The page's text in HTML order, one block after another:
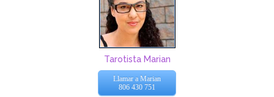
Tarotista Marian
Llamar a Marian
806 430 751